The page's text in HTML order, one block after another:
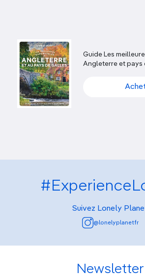
Guide Les
Angleterre et pays
Suivez Lonely
@lonelyplanetfr
Newsletter